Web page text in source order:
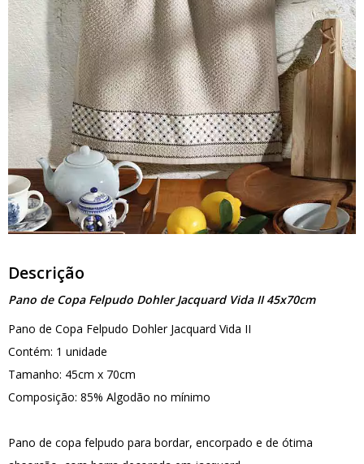
Descrição
Pano de Copa Felpudo Dohler Jacquard Vida II 45x70cm
Pano de Copa Felpudo Dohler Jacquard Vida II
Contém: 1 unidade
Tamanho: 45cm x 70cm
Composição: 85% Algodão no mínimo
Pano de copa felpudo para bordar, encorpado e de ótima